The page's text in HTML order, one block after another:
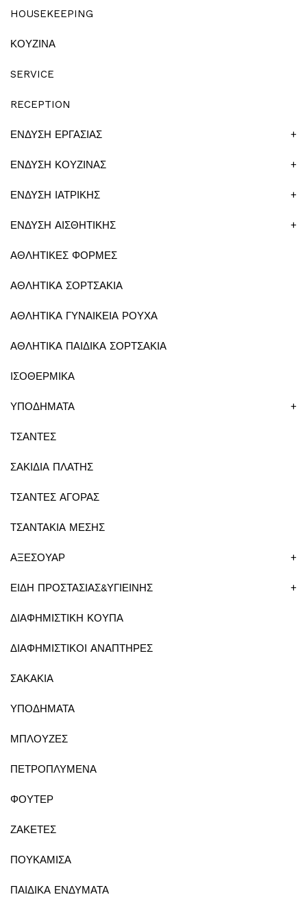
HOUSEKEEPING
ΚΟΥΖΙΝΑ
SERVICE
RECEPTION
ΕΝΔΥΣΗ ΕΡΓΑΣΙΑΣ +
ΕΝΔΥΣΗ ΚΟΥΖΙΝΑΣ +
ΕΝΔΥΣΗ ΙΑΤΡΙΚΗΣ +
ΕΝΔΥΣΗ ΑΙΣΘΗΤΙΚΗΣ +
ΑΘΛΗΤΙΚΕΣ ΦΟΡΜΕΣ
ΑΘΛΗΤΙΚΑ ΣΟΡΤΣΑΚΙΑ
ΑΘΛΗΤΙΚΑ ΓΥΝΑΙΚΕΙΑ ΡΟΥΧΑ
ΑΘΛΗΤΙΚΑ ΠΑΙΔΙΚΑ ΣΟΡΤΣΑΚΙΑ
ΙΣΟΘΕΡΜΙΚΑ
ΥΠΟΔΗΜΑΤΑ +
ΤΣΑΝΤΕΣ
ΣΑΚΙΔΙΑ ΠΛΑΤΗΣ
ΤΣΑΝΤΕΣ ΑΓΟΡΑΣ
ΤΣΑΝΤΑΚΙΑ ΜΕΣΗΣ
ΑΞΕΣΟΥΑΡ +
ΕΙΔΗ ΠΡΟΣΤΑΣΙΑΣ&ΥΓΙΕΙΝΗΣ +
ΔΙΑΦΗΜΙΣΤΙΚΗ ΚΟΥΠΑ
ΔΙΑΦΗΜΙΣΤΙΚΟΙ ΑΝΑΠΤΗΡΕΣ
ΣΑΚΑΚΙΑ
ΥΠΟΔΗΜΑΤΑ
ΜΠΛΟΥΖΕΣ
ΠΕΤΡΟΠΛΥΜΕΝΑ
ΦΟΥΤΕΡ
ΖΑΚΕΤΕΣ
ΠΟΥΚΑΜΙΣΑ
ΠΑΙΔΙΚΑ ΕΝΔΥΜΑΤΑ